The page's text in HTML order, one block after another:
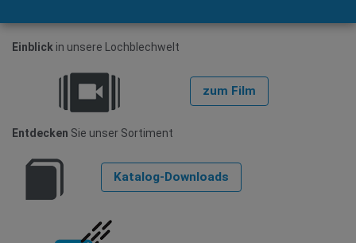
Einblick in unsere Lochblechwelt
zum Film
Entdecken Sie unser Sortiment
Katalog-Downloads